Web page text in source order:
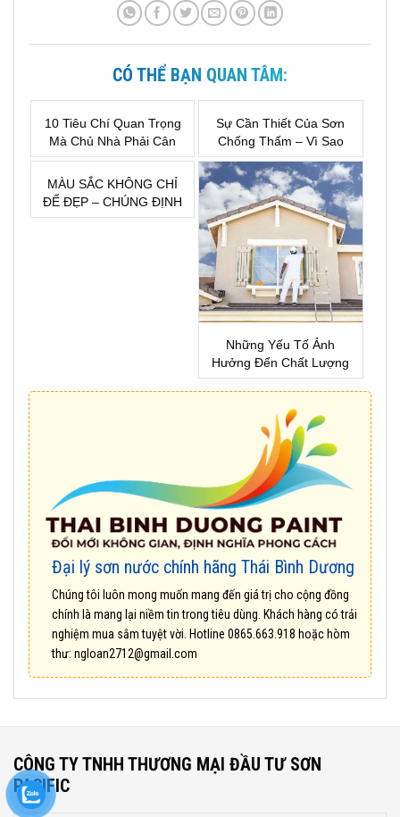
CÓ THỂ BẠN QUAN TÂM:
10 Tiêu Chí Quan Trọng
Mà Chủ Nhà Phải Cân
Nhắc Trước Khi Lựa
Chọn Sơn Nước
Sự Cần Thiết Của Sơn
Chống Thấm – Vì Sao
Đây Là Khoản Đầu Tư
Bắt Buộc Khi Xây Nhà?
MÀU SẮC KHÔNG CHỈ
ĐỂ ĐẸP – CHÚNG ĐỊNH
HÌNH CẢM XÚC CỦA
Những Yếu Tố Ảnh
Hưởng Đến Chất Lượng
Sơn Nhà !
Đại lý sơn nước chính hãng Thái Bình Dương
Chúng tôi luôn mong muốn mang đến giá trị cho cộng đồng
chính là mang lại niềm tin trong tiêu dùng. Khách hàng có trải
nghiệm mua sắm tuyệt vời. Hotline 0865.663.918 hoặc hòm
thư: ngloan2712@gmail.com
CÔNG TY TNHH THƯƠNG MẠI ĐẦU TƯ SƠN
PACIFIC